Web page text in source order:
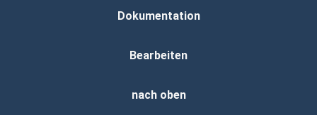
Dokumentation
Bearbeiten
nach oben